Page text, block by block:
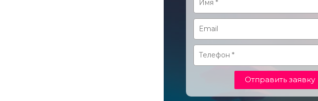
Отправить заявку